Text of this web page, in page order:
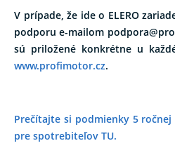
V prípade, že ide o ELERO
podporu e-mailom
sú priložené konkrétne u
www.profimotor.cz.
Prečítajte si podmienky 5
pre spotrebiteľov TU.